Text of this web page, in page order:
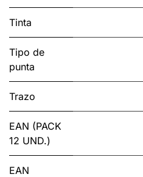
Tinta
Tipo de
punta
Trazo
EAN (PACK
12 UND.)
EAN